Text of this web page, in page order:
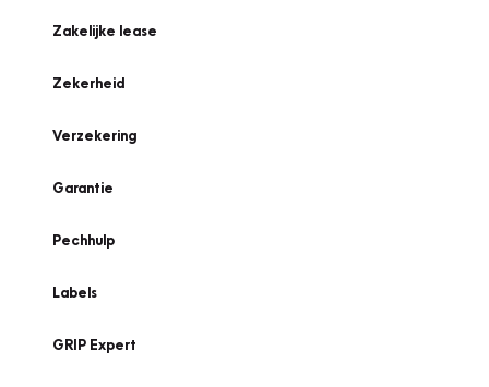
Zakelijke lease
Zekerheid
Verzekering
Garantie
Pechhulp
Labels
GRIP Expert